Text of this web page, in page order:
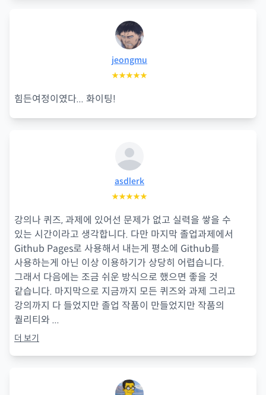
jeongmu
★★★★★
힘든여정이였다... 화이팅!
asdlerk
★★★★★
강의나 퀴즈, 과제에 있어선 문제가 없고 실력을 쌓을 수
있는 시간이라고 생각합니다. 다만 마지막 졸업과제에서
Github Pages로 사용해서 내는게 평소에 Github를
사용하는게 아닌 이상 이용하기가 상당히 어렵습니다.
그래서 다음에는 조금 쉬운 방식으로 했으면 좋을 것
같습니다. 마지막으로 지금까지 모든 퀴즈와 과제 그리고
강의까지 다 들었지만 졸업 작품이 만들었지만 작품의
퀄리티와...
더 보기